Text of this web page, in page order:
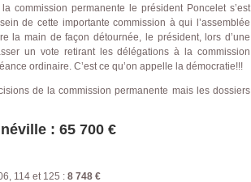
commission permanente le président Poncelet s’est
de cette importante commission à qui l’assemblée
la main de façon détournée, le président, lors d’une
un vote retirant les délégations à la commission
ordinaire. C’est ce qu’on appelle la démocratie!!!
de la commission permanente mais les dossiers
: 65 700 €
114 et 125 : 8 748 €